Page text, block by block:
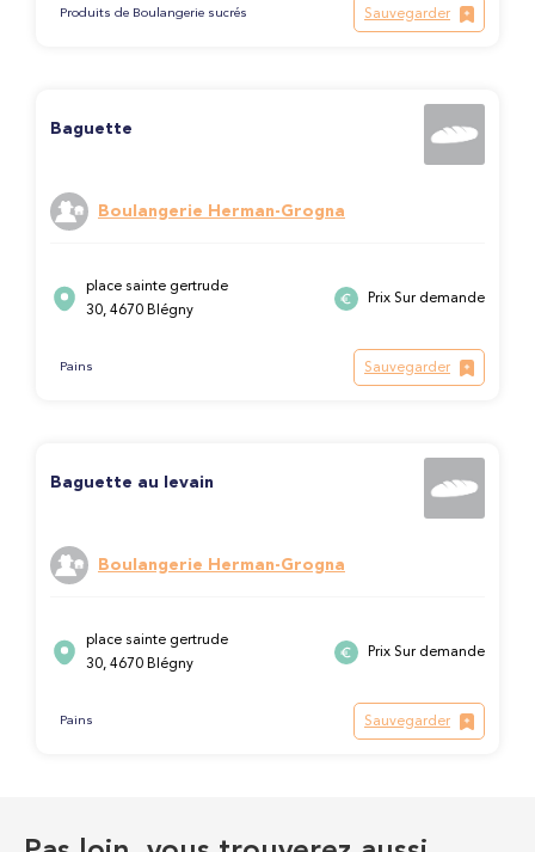
Produits de Boulangerie sucrés Sauvegarder
Baguette
Boulangerie Herman-Grogna
place sainte gertrude
30, 4670 Blégny
Prix Sur demande
Pains Sauvegarder
Baguette au levain
Boulangerie Herman-Grogna
place sainte gertrude
30, 4670 Blégny
Prix Sur demande
Pains Sauvegarder